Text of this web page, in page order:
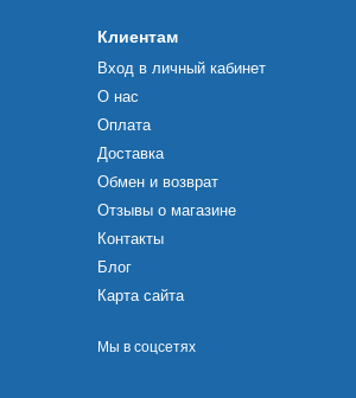
Клиентам
Вход в личный кабинет
О нас
Оплата
Доставка
Обмен и возврат
Отзывы о магазине
Контакты
Блог
Карта сайта
Мы в соцсетях